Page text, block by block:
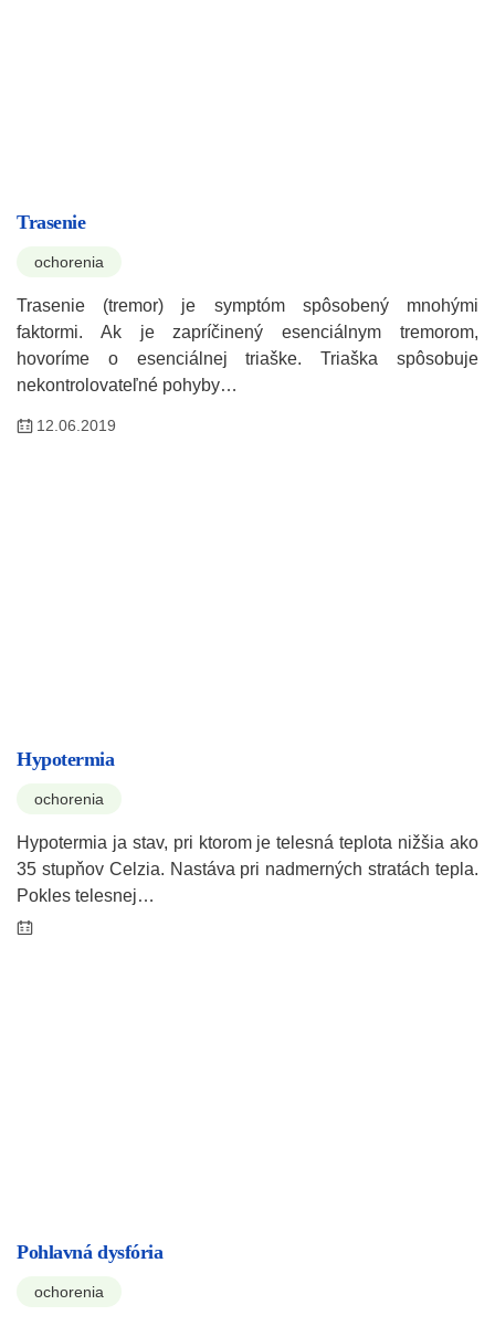
Trasenie
ochorenia
Trasenie (tremor) je symptóm spôsobený mnohými
faktormi. Ak je zapríčinený esenciálnym tremorom,
hovoríme o esenciálnej triaške. Triaška spôsobuje
nekontrolovateľné pohyby…
12.06.2019
Hypotermia
ochorenia
Hypotermia ja stav, pri ktorom je telesná teplota nižšia ako
35 stupňov Celzia. Nastáva pri nadmerných stratách tepla.
Pokles telesnej…
Pohlavná dysfória
ochorenia